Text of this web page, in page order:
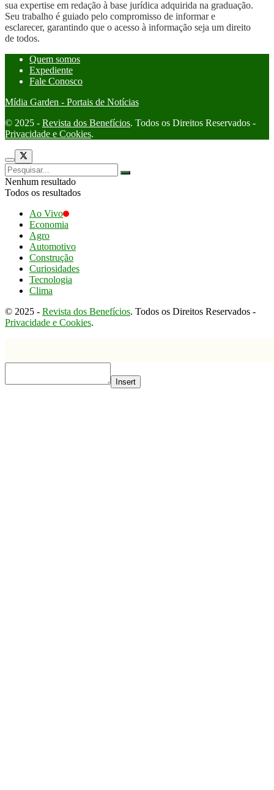
sua expertise em redação à base jurídica adquirida na graduação.
Seu trabalho é guiado pelo compromisso de informar e
esclarecer, garantindo que o acesso à informação seja um direito
de todos.
Quem somos
Expediente
Fale Conosco
Mídia Garden - Portais de Notícias
© 2025 - Revista dos Benefícios. Todos os Direitos Reservados -
Privacidade e Cookies.
Nenhum resultado
Todos os resultados
Ao Vivo
Economia
Agro
Automotivo
Construção
Curiosidades
Tecnologia
Clima
© 2025 - Revista dos Benefícios. Todos os Direitos Reservados -
Privacidade e Cookies.
Insert